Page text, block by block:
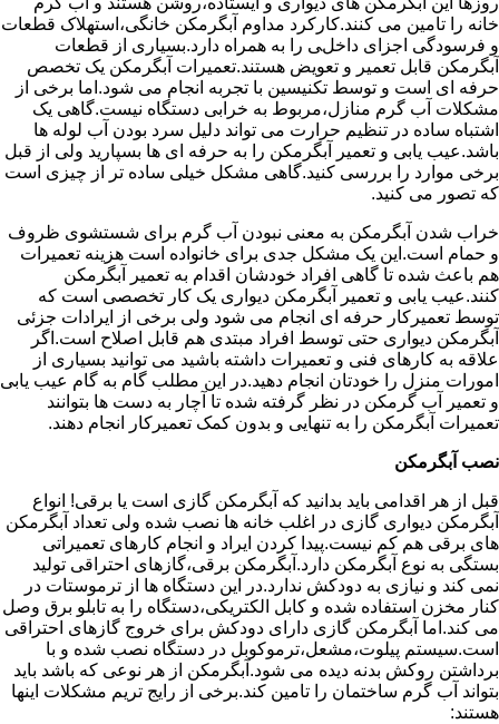
خانه را تامین می کنند.کارکرد مداوم آبگرمکن خانگی،استهلاک قطعات
و فرسودگی اجزای داخلی را به همراه دارد.بسیاری از قطعات
آبگرمکن قابل تعمیر و تعویض هستند.تعمیرات آبگرمکن یک تخصص
حرفه ای است و توسط تکنیسین با تجربه انجام می شود.اما برخی از
مشکلات آب گرم منازل،مربوط به خرابی دستگاه نیست.گاهی یک
اشتباه ساده در تنظیم حرارت می تواند دلیل سرد بودن آب لوله ها
باشد.عیب یابی و تعمیر آبگرمکن را به حرفه ای ها بسپارید ولی از قبل
برخی موارد را بررسی کنید.گاهی مشکل خیلی ساده تر از چیزی است
که تصور می کنید.
خراب شدن آبگرمکن به معنی نبودن آب گرم برای شستشوی ظروف
و حمام است.این یک مشکل جدی برای خانواده است هزینه تعمیرات
هم باعث شده تا گاهی افراد خودشان اقدام به تعمیر آبگرمکن
کنند.عیب یابی و تعمیر آبگرمکن دیواری یک کار تخصصی است که
توسط تعمیرکار حرفه ای انجام می شود ولی برخی از ایرادات جزئی
آبگرمکن دیواری حتی توسط افراد مبتدی هم قابل اصلاح است.اگر
علاقه به کارهای فنی و تعمیرات داشته باشید می توانید بسیاری از
امورات منزل را خودتان انجام دهید.در این مطلب گام به گام عیب یابی
و تعمیر آب گرمکن در نظر گرفته شده تا آچار به دست ها بتوانند
تعمیرات آبگرمکن را به تنهایی و بدون کمک تعمیرکار انجام دهند.
نصب آبگرمکن
قبل از هر اقدامی باید بدانید که آبگرمکن گازی است یا برقی! انواع
آبگرمکن دیواری گازی در اغلب خانه ها نصب شده ولی تعداد آبگرمکن
های برقی هم کم نیست.پیدا کردن ایراد و انجام کارهای تعمیراتی
بستگی به نوع آبگرمکن دارد.آبگرمکن برقی،گازهای احتراقی تولید
نمی کند و نیازی به دودکش ندارد.در این دستگاه ها از ترموستات در
کنار مخزن استفاده شده و کابل الکتریکی،دستگاه را به تابلو برق وصل
می کند.اما آبگرمکن گازی دارای دودکش برای خروج گازهای احتراقی
است.سیستم پیلوت،مشعل،ترموکوبل در دستگاه نصب شده و با
برداشتن روکش بدنه دیده می شود.آبگرمکن از هر نوعی که باشد باید
بتواند آب گرم ساختمان را تامین کند.برخی از رایج تریم مشکلات اینها
هستند: